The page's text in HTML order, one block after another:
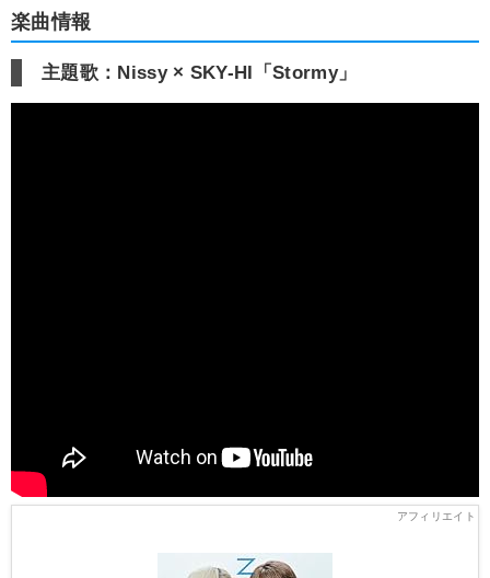
楽曲情報
主題歌：Nissy × SKY-HI「Stormy」